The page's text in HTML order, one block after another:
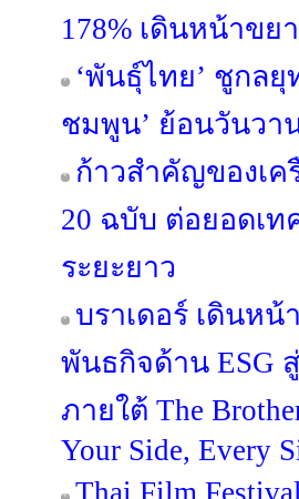
178% เดินหน้าขย
‘พันธุ์ไทย’ ชูกลยุ
ชมพูน’ ย้อนวันวา
ก้าวสำคัญของเ
20 ฉบับ ต่อยอดเท
ระยะยาว
บราเดอร์ เดินห
พันธกิจด้าน ESG
ภายใต้ The
Your Side, Every
Thai Film